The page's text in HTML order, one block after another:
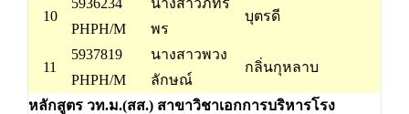
10
5936234
PHPH/M
นางสาวภัทร
พร
บุตรดี
11
5937819
PHPH/M
นางสาวพวง
ลักษณ์
กลิ่นกุหลาบ
หลักสูตร วท.ม.(สส.) สาขาวิชาเอกการบริหารโรง